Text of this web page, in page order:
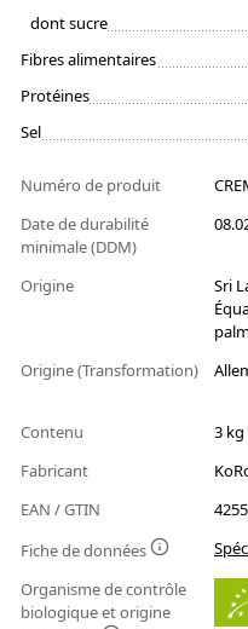
dont sucre
Fibres alimentaires
Protéines
Sel
Numéro de produit
Date de durabilité
minimale (DDM)
Origine
Sri
Origine (Transformation)
Contenu
3 kg
Fabricant
EAN / GTIN
Fiche de données
Organisme de contrôle
biologique et origine